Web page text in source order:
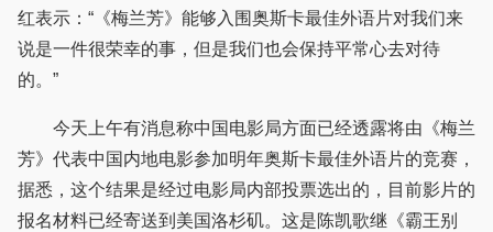
红表示：“《梅兰芳》能够入围奥斯卡最佳外语片对我们来
说是一件很荣幸的事，但是我们也会保持平常心去对待
的。”
今天上午有消息称中国电影局方面已经透露将由《梅兰
芳》代表中国内地电影参加明年奥斯卡最佳外语片的竞赛，
据悉，这个结果是经过电影局内部投票选出的，目前影片的
报名材料已经寄送到美国洛杉矶。这是陈凯歌继《霸王别